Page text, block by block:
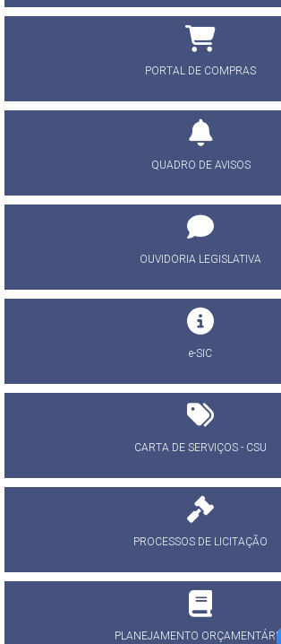
PORTAL DE COMPRAS
QUADRO DE AVISOS
OUVIDORIA LEGISLATIVA
e-SIC
CARTA DE SERVIÇOS - CSU
PROCESSOS DE LICITAÇÃO
PLANEJAMENTO ORÇAMENTÁRIO